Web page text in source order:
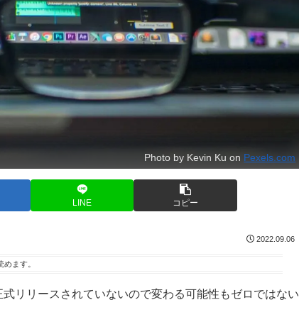
Photo by Kevin Ku on Pexels.com
LINE コピー
2022.09.06
めます。
リリースされていないので変わる可能性もゼロではない